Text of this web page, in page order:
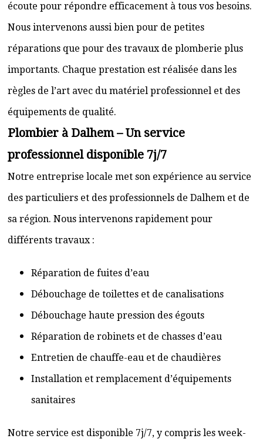
écoute pour répondre efficacement à tous vos besoins.
Nous intervenons aussi bien pour de petites
réparations que pour des travaux de plomberie plus
importants. Chaque prestation est réalisée dans les
règles de l’art avec du matériel professionnel et des
équipements de qualité.
Plombier à Dalhem – Un service
professionnel disponible 7j/7
Notre entreprise locale met son expérience au service
des particuliers et des professionnels de Dalhem et de
sa région. Nous intervenons rapidement pour
différents travaux :
Réparation de fuites d’eau
Débouchage de toilettes et de canalisations
Débouchage haute pression des égouts
Réparation de robinets et de chasses d’eau
Entretien de chauffe-eau et de chaudières
Installation et remplacement d’équipements
sanitaires
Notre service est disponible 7j/7, y compris les week-